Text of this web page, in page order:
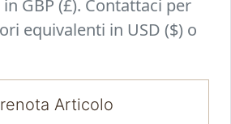
GBP (£). Contattaci per
equivalenti in USD ($) o
Articolo